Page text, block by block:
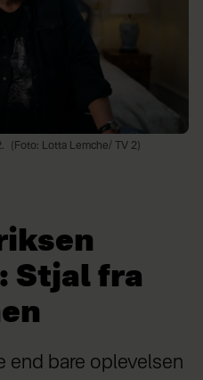
(Foto: Lotta Lemche/ TV 2)
Stjal fra
end bare oplevelsen